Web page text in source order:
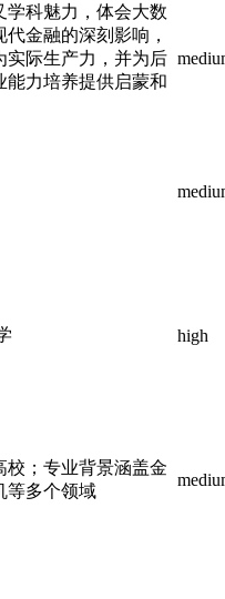
学科魅力，体会大数
金融的深刻影响，
实际生产力，并为后
能力培养提供启蒙和
high
校；专业背景涵盖金
等多个领域